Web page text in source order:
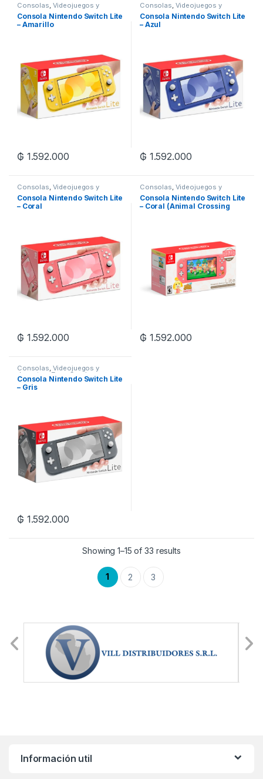
Consolas, Videojuegos y
Juguetes ,Zona Gaming
Consola Nintendo Switch Lite
– Amarillo
₲ 1.592.000
Consolas, Videojuegos y
Juguetes ,Zona Gaming
Consola Nintendo Switch Lite
– Azul
₲ 1.592.000
Consolas Videojuegos y
, Zona Gaming
Consola Nintendo Switch Lite
– Coral
₲ 1.592.000
Consolas Videojuegos y
, Zona Gaming
Consola Nintendo Switch Lite
– Coral (Animal Crossing
₲ 1.592.000
Consolas, Videojuegos y
Juguetes ,Zona Gaming
Consola Nintendo Switch Lite
– Gris
₲ 1.592.000
Showing 1–15 of 33 results
1 2 3
Información util